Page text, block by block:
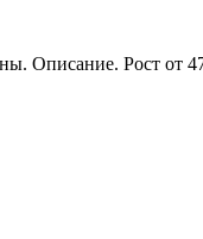
Описание. Рост от